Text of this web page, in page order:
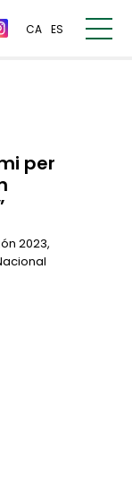
CA ES
per
2023,